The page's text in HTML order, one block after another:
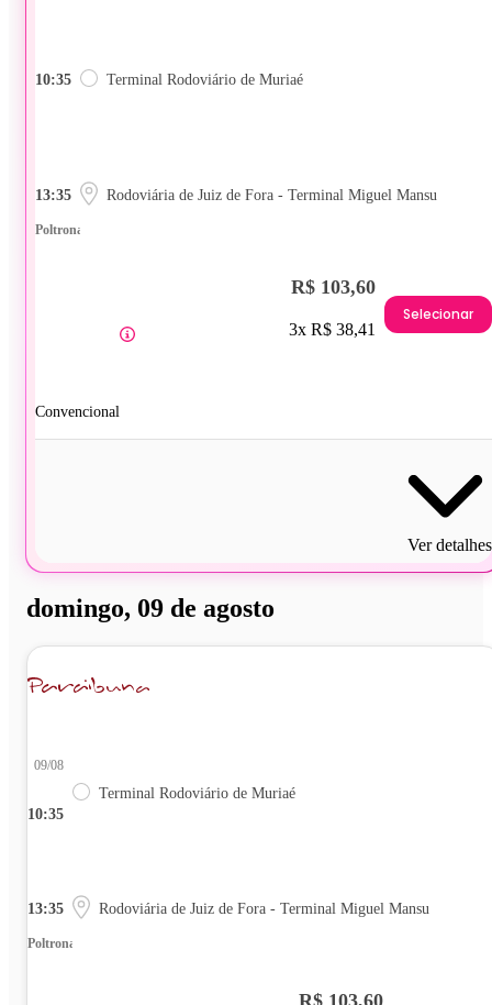
10:35 Terminal Rodoviário de Muriaé
13:35 Rodoviária de Juiz de Fora - Terminal Miguel Mansu
Poltrona
Convencional
R$ 103,60
3x R$ 38,41
Selecionar
Ver detalhes
domingo, 09 de agosto
10:35
09/08
Terminal Rodoviário de Muriaé
13:35 Rodoviária de Juiz de Fora - Terminal Miguel Mansu
Poltrona
R$ 103,60